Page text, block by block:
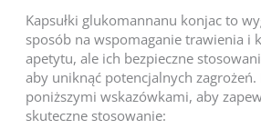
Kapsułki glukomannanu konjac to
sposób na wspomaganie trawienia i
apetytu, ale ich bezpieczne
aby uniknąć potencjalnych
poniższymi wskazówkami, aby
skuteczne stosowanie: